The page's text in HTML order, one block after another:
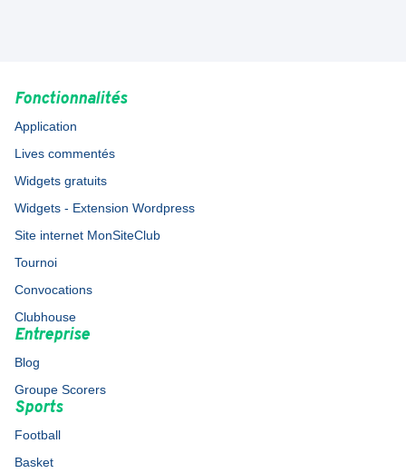
Fonctionnalités
Application
Lives commentés
Widgets gratuits
Widgets - Extension Wordpress
Site internet MonSiteClub
Tournoi
Convocations
Clubhouse
Entreprise
Blog
Groupe Scorers
Sports
Football
Basket